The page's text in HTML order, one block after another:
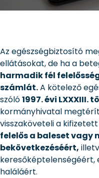
Az egészségbiztosító
ellátásokat, de ha a
harmadik fél
számlát.A kötelező
szóló1997. évi LXXXIII.
kormányhivatal
visszaköveteli a
felelős a baleset vagy
bekövetkezéséért,
keresőképtelenségéért,
haláláért.